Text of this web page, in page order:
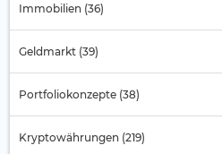
Immobilien (36)
Geldmarkt (39)
Portfoliokonzepte (38)
Kryptowährungen (219)